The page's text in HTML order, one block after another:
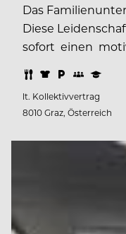
Das
Diese
sofort einen
lt. Kollektivvertrag
8010 Graz, Österreich